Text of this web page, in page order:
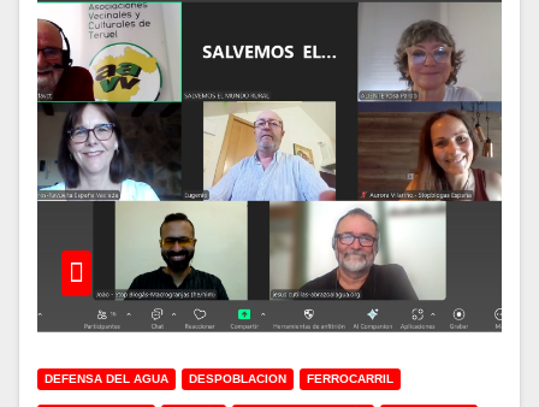
DEFENSA DEL AGUA DESPOBLACION FERROCARRIL